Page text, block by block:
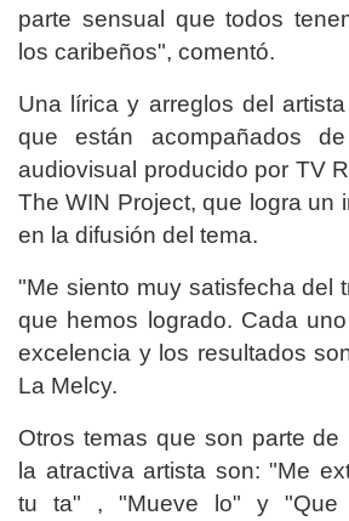
parte sensual que todos
los caribeños", comentó.
Una lírica y arreglos del
que están acompañados
audiovisual producido por TV
The WIN Project, que logra un
en la difusión del tema.
"Me siento muy satisfecha del
que hemos logrado. Cada
excelencia y los resultados
La Melcy.
Otros temas que son parte de
la atractiva artista son: "Me
tu ta" , "Mueve lo" y "Que